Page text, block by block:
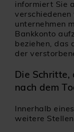
informiert Sie
unternehmen
Bankkonto
beziehen, das
der
Die Schritte,
nach dem
Innerhalb
weitere